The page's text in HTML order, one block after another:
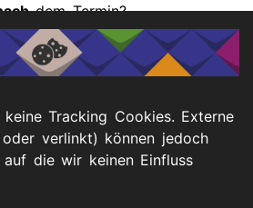
dem Termin?
zur barrierefreien
Tracking Cookies. Externe
verlinkt) können jedoch
die wir keinen Einfluss